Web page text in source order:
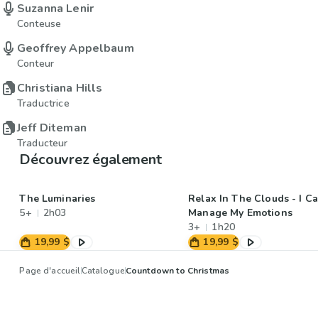
Suzanna Lenir
Conteuse
Geoffrey Appelbaum
Conteur
Christiana Hills
Traductrice
Jeff Diteman
Traducteur
Découvrez également
The Luminaries
5+
2h03
19,99 $
Relax In The Clouds - I
Manage My Emotions
3+
1h20
19,99 $
Page d'accueilCatalogueCountdown to Christmas